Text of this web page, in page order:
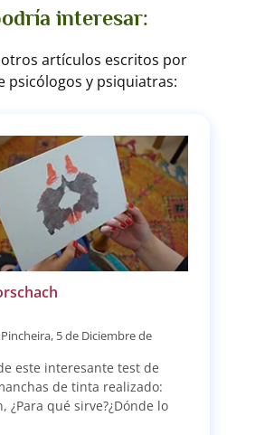
interesar:
artículos escritos por
psicólogos y psiquiatras:
5 de Diciembre de
este interesante test de
de tinta realizado:
¿Para qué sirve?¿Dónde lo